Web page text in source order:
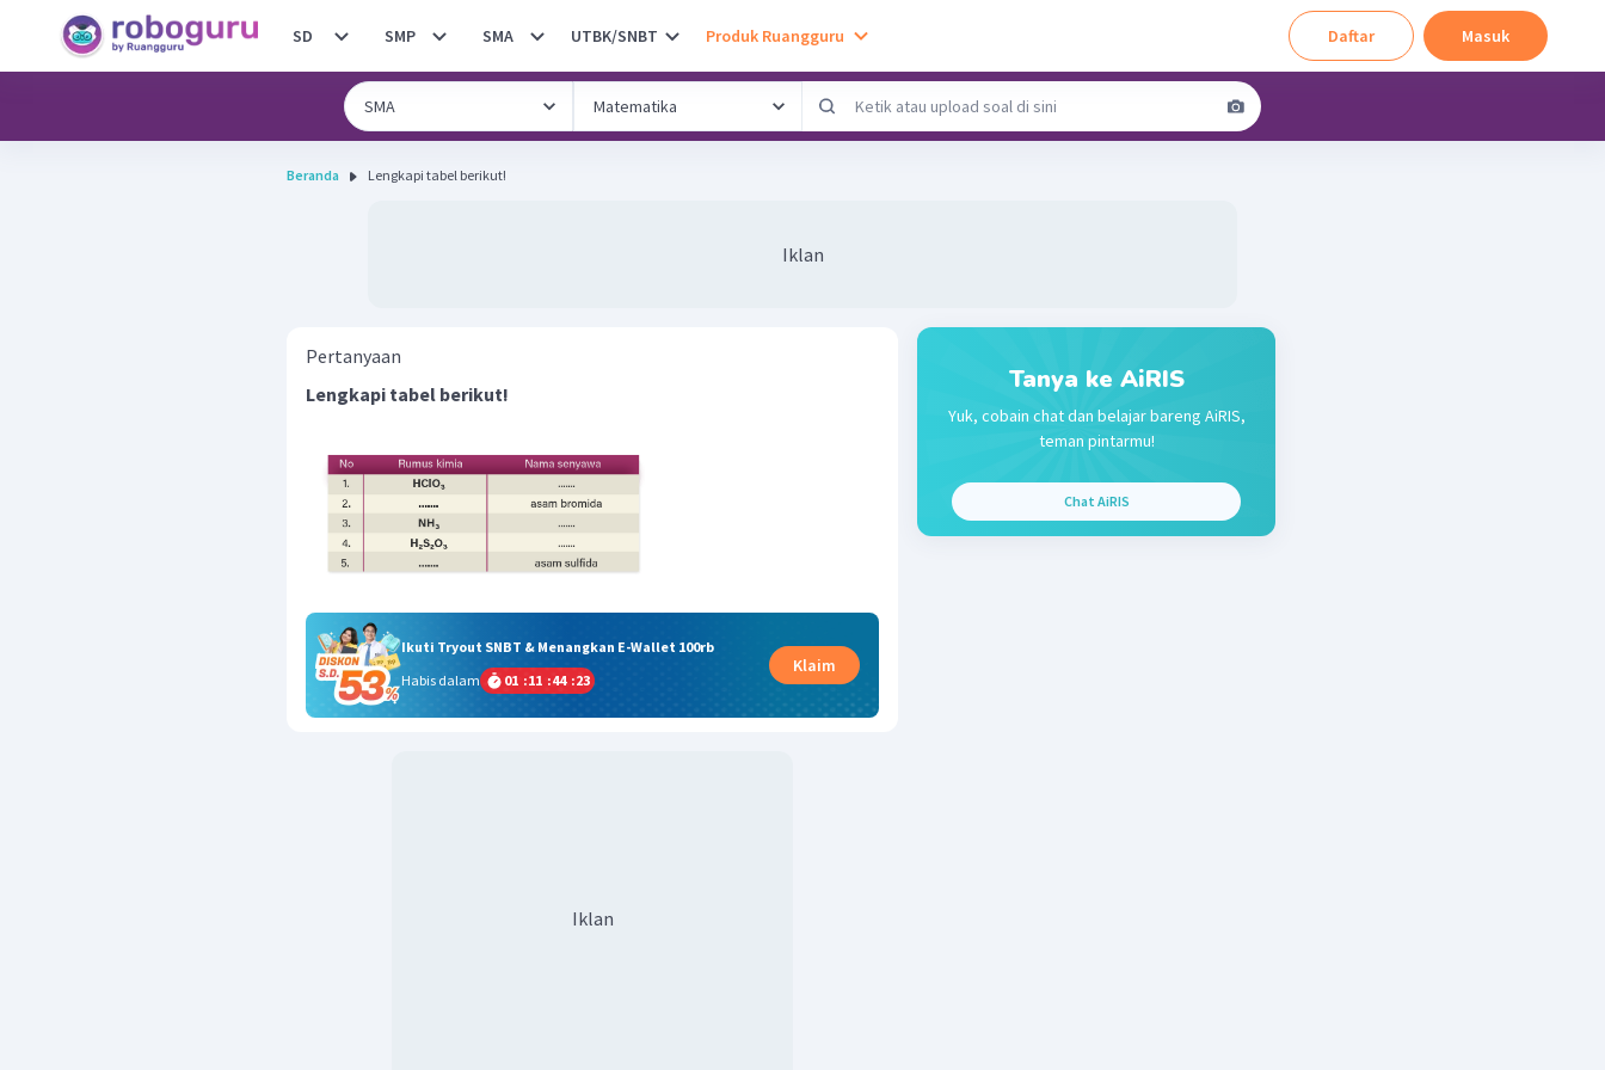
SD SMP SMA UTBK/SNBT Produk Ruangguru Daftar Masuk
Beranda Lengkapi tabel berikut!
Iklan
Pertanyaan
Lengkapi tabel berikut!
Ikuti Tryout SNBT & Menangkan E-Wallet 100rb
Habis dalam
01 :11 :44 :23
Klaim
Iklan
Tanya ke AiRIS
Yuk, cobain chat dan belajar bareng AiRIS,
teman pintarmu!
Chat AiRIS